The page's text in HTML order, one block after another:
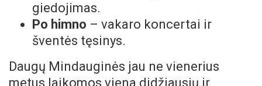
giedojimas.
Po himno – vakaro koncertai ir
šventės tęsinys.
Daugų Mindauginės jau ne vienerius
metus laikomos viena didžiausių ir